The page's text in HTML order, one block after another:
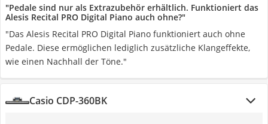
"Pedale sind nur als Extrazubehör erhältlich. Funktioniert das
Alesis Recital PRO Digital Piano auch ohne?"
"Das Alesis Recital PRO Digital Piano funktioniert auch ohne
Pedale. Diese ermöglichen lediglich zusätzliche Klangeffekte,
wie einen Nachhall der Töne."
Casio CDP-360BK